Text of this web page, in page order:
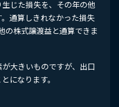
じた損失を、その年の他
通算しきれなかった損失
の株式譲渡益と通算できま
大きいものですが、出口
になります。